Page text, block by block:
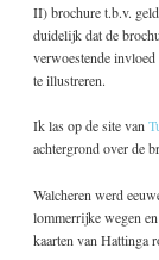
II) brochure t.b.v.
duidelijk dat de
verwoestende invloed
te illustreren.
Ik las op de site van
achtergrond over de
Walcheren werd
lommerrijke wegen
kaarten van Hattinga